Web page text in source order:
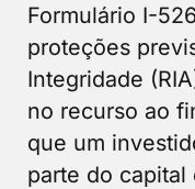
Formulário I-
proteções
Integridade
no recurso ao
que um
parte do